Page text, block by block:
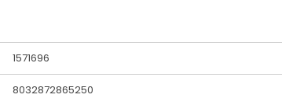
1571696
8032872865250